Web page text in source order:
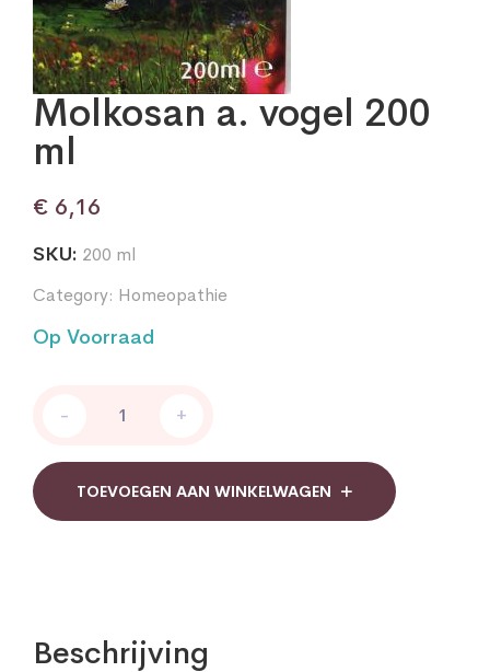
Molkosan a. vogel 200
ml
€ 6,16
SKU: 200 ml
Category: Homeopathie
Op Voorraad
200
ml
quantity
- +
TOEVOEGEN AAN WINKELWAGEN
Beschrijving